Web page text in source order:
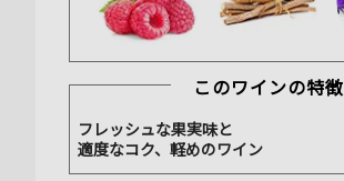
このワインの特徴
フレッシュな果実味と
適度なコク、軽めのワイン